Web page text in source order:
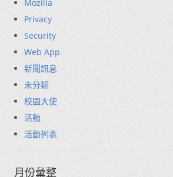
Mozilla
Privacy
Security
Web App
新聞訊息
未分類
校園大使
活動
活動列表
月份彙整